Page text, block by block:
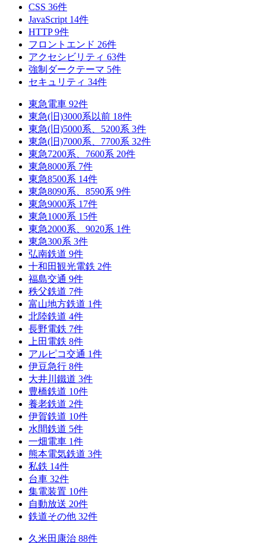
CSS 36件
JavaScript 14件
HTTP9件
フロントエンド 26件
アクセシビリティ 63件
強制ダークテーマ 5件
セキュリティ 34件
東急電車 92件
東急(旧)3000系以前 18件
東急(旧)5000系、5200系 3件
東急(旧)7000系、7700系 32件
東急7200系、7600系 20件
東急8000系 7件
東急8500系 14件
東急8090系、8590系 9件
東急9000系 17件
東急1000系 15件
東急2000系、9020系 1件
東急300系 3件
弘南鉄道 9件
十和田観光電鉄 2件
福島交通 9件
秩父鉄道 7件
富山地方鉄道 1件
北陸鉄道 4件
長野電鉄 7件
上田電鉄 8件
アルピコ交通 1件
伊豆急行 8件
大井川鐵道 3件
豊橋鉄道 10件
養老鉄道 2件
伊賀鉄道 10件
水間鉄道 5件
一畑電車 1件
熊本電気鉄道 3件
私鉄 14件
台車 32件
集電装置 10件
自動放送 20件
鉄道その他 32件
久米田康治 88件